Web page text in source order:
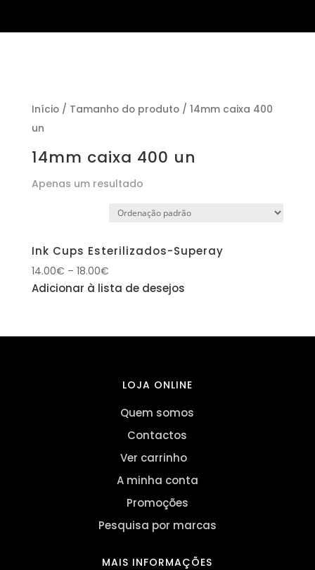
Início/ Tamanho do produto / 14mm caixa 400
un
14mm caixa 400 un
Apenas um resultado
Ink Cups Esterilizados-Superay
14.00€ – 18.00€
Adicionar à lista de desejos
LOJA ONLINE
Quem somos
Contactos
Ver carrinho
A minha conta
Promoções
Pesquisa por marcas
MAIS INFORMAÇÕES